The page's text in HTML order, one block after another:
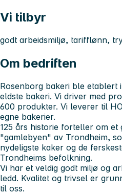
Vi tilbyr
godt arbeidsmiljø, tarifflønn,
Om bedriften
Rosenborg bakeri ble etablert
eldste bakeri. Vi driver med
600 produkter. Vi leverer til
egne bakerier.
125 års historie forteller om
"gamlebyen" av Trondheim,
nydeligste kaker og de
Trondheims befolkning.
Vi har et veldig godt miljø og
ledd. Kvalitet og trivsel er
til oss.